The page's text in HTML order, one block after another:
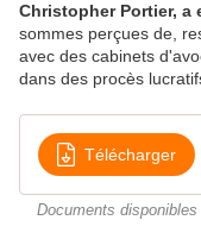
Christopher Portier, a
sommes perçues de,
avec des cabinets
dans des procès
Télécharger
Documents